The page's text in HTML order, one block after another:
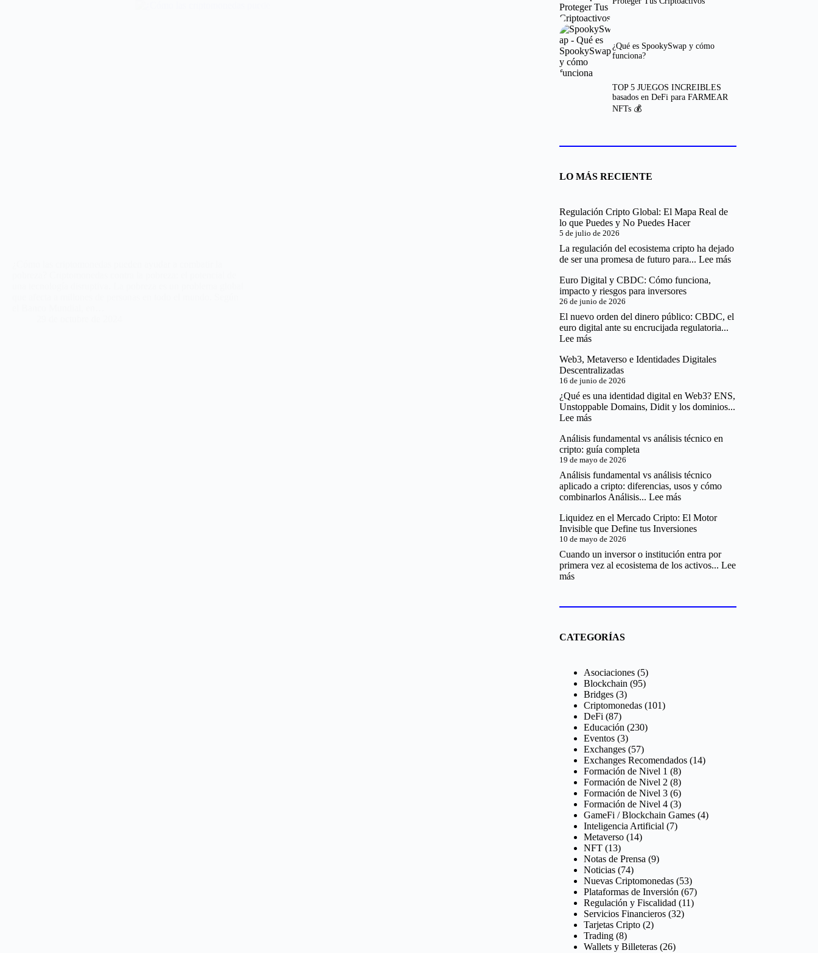
¿Qué es SpookySwap y cómo
funciona?
TOP 5 JUEGOS INCREIBLES
basados en DeFi para FARMEAR
NFTs 💰
LO MÁS RECIENTE
Regulación Cripto Global: El Mapa Real de
lo que Puedes y No Puedes Hacer
5 de julio de 2026
La regulación del ecosistema cripto ha dejado
de ser una promesa de futuro para...Lee más:
Mapa
No
Puedes
Hacer
Euro Digital y CBDC: Cómo funciona,
impacto y riesgos para inversores
26 de junio de 2026
El nuevo orden del dinero público: CBDC, el
euro digital ante su encrucijada regulatoria...
Lee más:
Digital
y
CBDC:
Cómo
funciona,
impacto
riesgos
para
inversores
Web3, Metaverso e Identidades Digitales
Descentralizadas
16 de junio de 2026
¿Qué es una identidad digital en Web3? ENS,
Unstoppable Domains, Didit y los dominios...
Lee más:
Metaverso
e
Identidades
Digitales
Descentralizadas
Análisis fundamental vs análisis técnico en
cripto: guía completa
19 de mayo de 2026
Análisis fundamental vs análisis técnico
aplicado a cripto: diferencias, usos y cómo
combinarlos Análisis...Lee más:
fundamental
vs
técnico
en
Liquidez en el Mercado Cripto: El Motor
Invisible que Define tus Inversiones
10 de mayo de 2026
Cuando un inversor o institución entra por
primera vez al ecosistema de los activos...Lee
más:
el
El
que
Define
tus
Inversiones
CATEGORÍAS
Asociaciones (5)
Blockchain (95)
Bridges (3)
Criptomonedas (101)
DeFi (87)
Educación (230)
Eventos (3)
Exchanges (57)
Exchanges Recomendados (14)
Formación de Nivel 1 (8)
Formación de Nivel 2 (8)
Formación de Nivel 3 (6)
Formación de Nivel 4 (3)
GameFi / Blockchain Games (4)
Inteligencia Artificial (7)
Metaverso (14)
NFT (13)
Notas de Prensa (9)
Noticias (74)
Nuevas Criptomonedas (53)
Plataformas de Inversión (67)
Regulación y Fiscalidad (11)
Servicios Financieros (32)
Tarjetas Cripto (2)
Trading (8)
Wallets y Billeteras (26)